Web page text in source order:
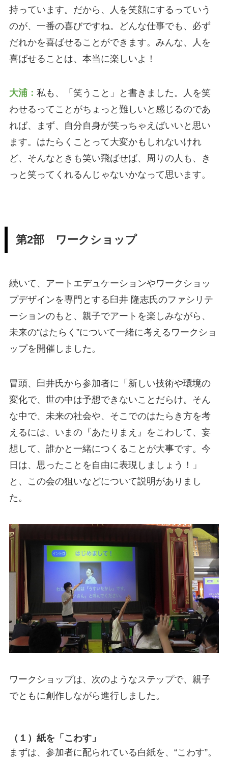
持っています。だから、人を笑顔にするっていう
のが、一番の喜びですね。どんな仕事でも、必ず
だれかを喜ばせることができます。みんな、人を
喜ばせることは、本当に楽しいよ！
大浦： 私も、「笑うこと」と書きました。人を笑
わせるってことがちょっと難しいと感じるのであ
れば、まず、自分自身が笑っちゃえばいいと思い
ます。はたらくことって大変かもしれないけれ
ど、そんなときも笑い飛ばせば、周りの人も、き
っと笑ってくれるんじゃないかなって思います。
第2部 ワークショップ
続いて、アートエデュケーションやワークショッ
プデザインを専門とする臼井 隆志氏のファシリテ
ーションのもと、親子でアートを楽しみながら、
未来の“はたらく”について一緒に考えるワークショ
ップを開催しました。
冒頭、臼井氏から参加者に「新しい技術や環境の
変化で、世の中は予想できないことだらけ。そん
な中で、未来の社会や、そこでのはたらき方を考
えるには、いまの『あたりまえ』をこわして、妄
想して、誰かと一緒につくることが大事です。今
日は、思ったことを自由に表現しましょう！」
と、この会の狙いなどについて説明がありまし
た。
ワークショップは、次のようなステップで、親子
でともに創作しながら進行しました。
（１）紙を「こわす」
まずは、参加者に配られている白紙を、“こわす”。